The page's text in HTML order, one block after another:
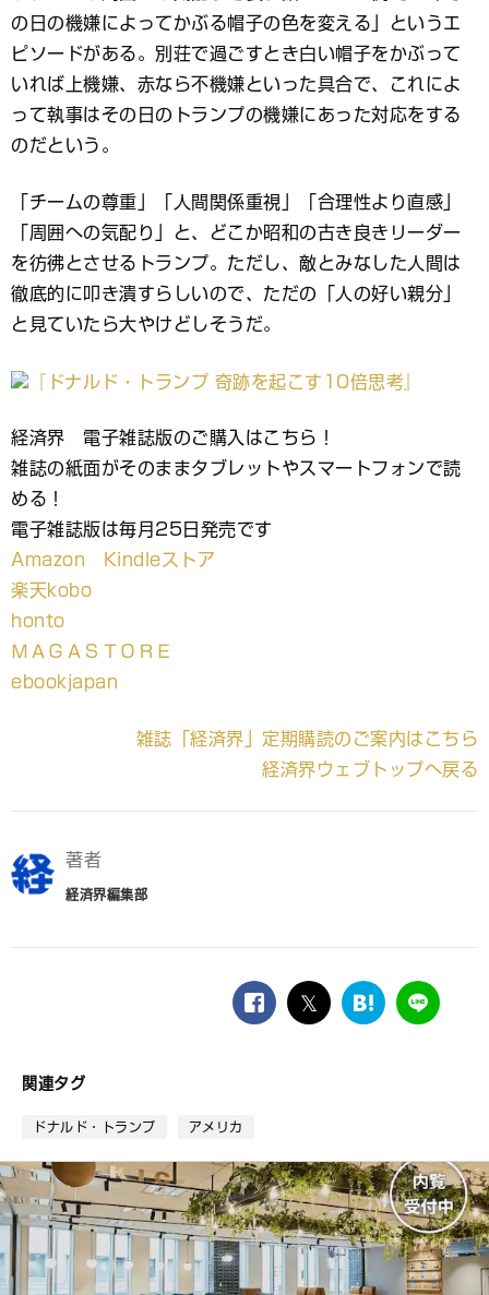
の日の機嫌によってかぶる帽子の色を変える」というエ
ピソードがある。別荘で過ごすとき白い帽子をかぶって
いれば上機嫌、赤なら不機嫌といった具合で、これによ
って執事はその日のトランプの機嫌にあった対応をする
のだという。
「チームの尊重」「人間関係重視」「合理性より直感」
「周囲への気配り」と、どこか昭和の古き良きリーダー
を彷彿とさせるトランプ。ただし、敵とみなした人間は
徹底的に叩き潰すらしいので、ただの「人の好い親分」
と見ていたら大やけどしそうだ。
経済界 電子雑誌版のご購入はこちら！
雑誌の紙面がそのままタブレットやスマートフォンで読
める！
電子雑誌版は毎月25日発売です
Amazon Kindleストア
楽天kobo
honto
ＭＡＧＡＳＴＯＲＥ
ebookjapan
雑誌「経済界」定期購読のご案内はこちら
経済界ウェブトップへ戻る
著者
経済界編集部
facebook
twitter
は
ー
ク
LINE
関連タグ
ドナルド・トランプ アメリカ